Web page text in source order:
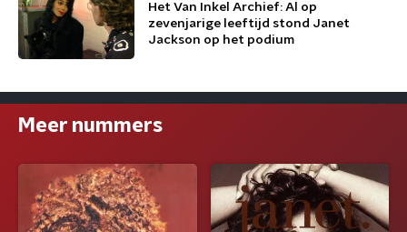
Het Van Inkel Archief: Al op
zevenjarige leeftijd stond Janet
Jackson op het podium
Meer nummers